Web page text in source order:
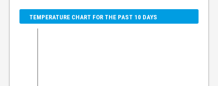
TEMPERATURE CHART FOR THE PAST 10 DAYS